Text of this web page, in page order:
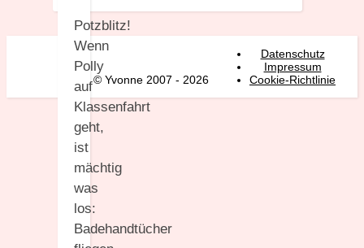
Potzblitz!
Wenn
Polly
auf
Klassenfahrt
geht,
ist
mächtig
was
los:
Badehandtücher
© Yvonne 2007 - 2026
Datenschutz
Impressum
Cookie-Richtlinie